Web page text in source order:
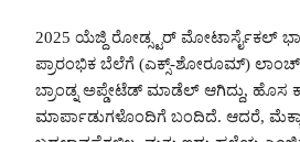
2025 ಯೆಜ್ದಿ ರೋಡ್ಸ್ಟರ್ ಮೋಟಾರ್ಸೈಕಲ್
ಪ್ರಾರಂಭಿಕ ಬೆಲೆಗೆ (ಎಕ್ಸ್-ಶೋರೂಮ್)
ಬ್ರಾಂಡ್ನ ಅಪ್ಡೇಟೆಡ್ ಮಾಡೆಲ್ ಆಗಿದ್ದು, ಹೊಸ
ಮಾರ್ಪಾಡುಗಳೊಂದಿಗೆ ಬಂದಿದೆ. ಆದರೆ,